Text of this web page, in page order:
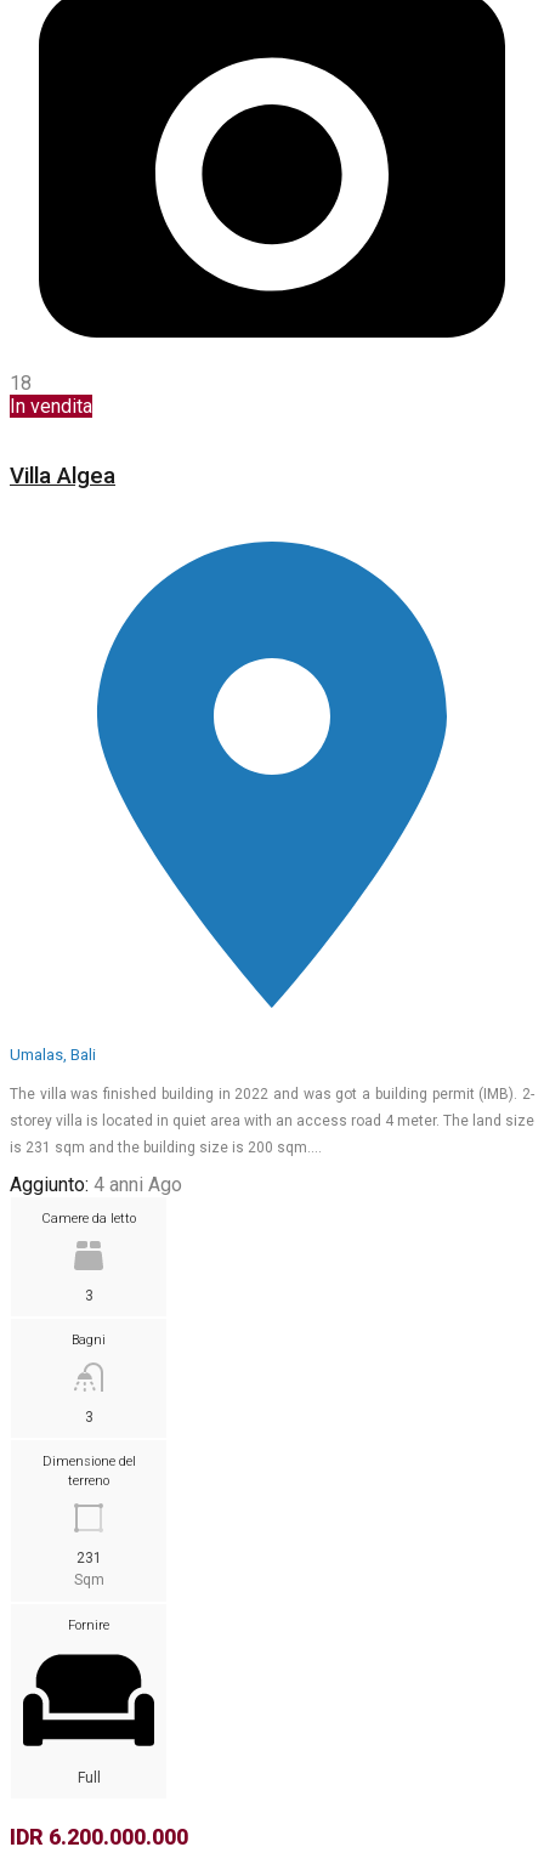
18
In vendita
Villa Algea
Umalas, Bali
The villa was finished building in 2022 and was got a building permit (IMB). 2-
storey villa is located in quiet area with an access road 4 meter. The land size
is 231 sqm and the building size is 200 sqm.…
Aggiunto: 4 anni Ago
Camere da letto
3
Bagni
3
Dimensione del
terreno
231
Sqm
Fornire
Full
IDR 6.200.000.000